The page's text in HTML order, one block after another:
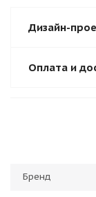
Дизайн-
Оплата и
Бренд